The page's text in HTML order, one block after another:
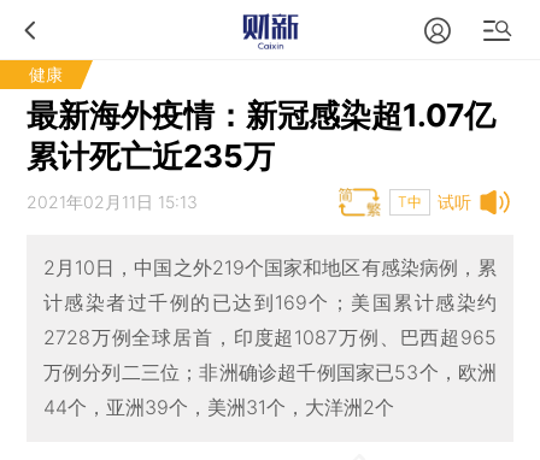
健康
最新海外疫情：新冠感染超1.07亿
累计死亡近235万
试听
2021年02月11日 15:13 T中
2月10日，中国之外219个国家和地区有感染病例，累
计感染者过千例的已达到169个；美国累计感染约
2728万例全球居首，印度超1087万例、巴西超965
万例分列二三位；非洲确诊超千例国家已53个，欧洲
44个，亚洲39个，美洲31个，大洋洲2个